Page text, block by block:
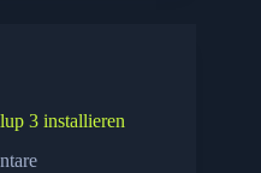
3 installieren